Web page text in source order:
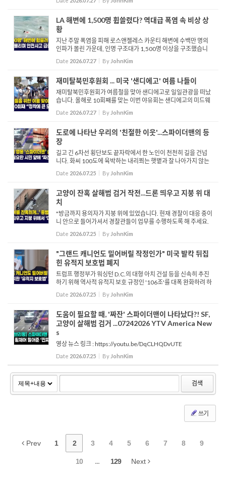
된 영상에는 앞선 차량이 들소의 공격...
LA 해변에 1,500명 휩쓸렸다? 역대급 폭염 속 비상 상
황
지난 주말 폭염을 피해 로스앤젤레스 카운티 해변에 수백만 명의
인파가 몰린 가운데, 인명 구조대가 1,500명 이상을 구조했습니
다. 이는 최근의 폭염이 거친 파도 및 강력한 이안류 현상과 맞물리
면서 해상 안전사고 위험이 급증했기 때문입니다. 대규모 구조...
Date 2026.07.27 By JohnKim
재미탈북민후원회 ... 미국 '샌디에고' 여름 나들이
재미탈북민후원회가 여름철을 맞아 샌디에고로 일일관광을 떠났
습니다. 올해로 10회째를 맞는 이번 야유회는 샌디에고의 미드웨
이 박물관을 비롯한 인근 지역을 돌아보며 즐거운 시간을 가졌습
니다. 인터뷰 로버트 홍 2007년 구성된 재미탈북민후원회는 미주
Date 2026.07.27 By JohnKim
도로에 나타난 우리의 '친절한 이웃'...스파이더맨의 등
장
길고 긴 6차선 횡단보도 끝자락에서 한 노인이 천천히 길을 건넙
니다. 화씨 100도에 육박하는 내리쬐는 햇볕과 잘 나아가지 않는
휠체어 탓에 길을 건너기가 힘겹기만 합니다. 바로 그때 스파이더
맨이 등장해 휠체어를 밀어주고, 안전하게 길을 다 건너자마자 ...
Date 2026.07.25 By JohnKim
고양이 잔혹 살해범 검거 작전...드론 띄우고 지붕 위 대
치
"방금까지 용의자가 지붕 위에 있었습니다. 현재 경찰이 대응 중이
니 안으로 들어가셔서 경찰관들이 업무를 수행하도록 해 주세요.
이후 상황은 경찰이 자세히 설명드릴 것입니다. 지금은 이곳을 지
나갈 수 없습니다." 지난 7월 1일 오전 2시, 한 남성이 작은 ...
Date 2026.07.25 By JohnKim
"그랜드 캐니언도 밀어버릴 작정인가" 미국 발칵 뒤집
힌 유적지 보호법 폐지
트럼프 행정부가 워싱턴 D.C.의 대형 아치 건설 등을 신속히 추진
하기 위해 역사적 유적지 보호 규정인 '106조'를 대폭 완화하려 하
고 있습니다. 트럼프가 임명한 인사들이 주도하는 역사보존자문
위원회는 대중 의견 수렴과 원주민 부족과의 협의 요건...
Date 2026.07.25 By JohnKim
도움이 필요할 때, '짜잔' 스파이더맨이 나타났다?! SF,
고양이 살해범 검거 ...07242026 YTV America New
s
영상 뉴스 링크 : https://youtu.be/DqCLHQDvUTE
Date 2026.07.25 By JohnKim
검색
쓰기
Prev 1 2 3 4 5 6 7 8 9
10 ... 129 Next